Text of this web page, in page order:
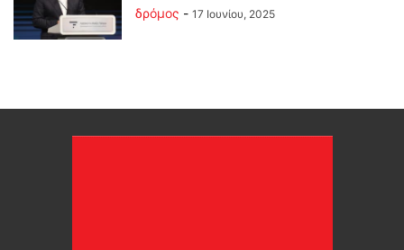
δρόμος - 17 Ιουνίου, 2025